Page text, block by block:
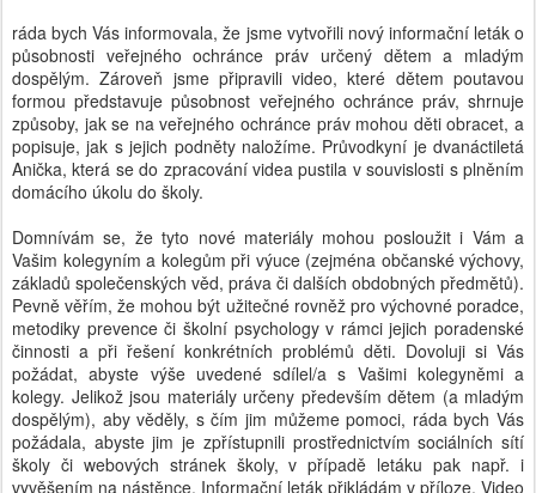
ráda bych Vás informovala, že jsme vytvořili nový informační leták o
působnosti veřejného ochránce práv určený dětem a mladým
dospělým. Zároveň jsme připravili video, které dětem poutavou
formou představuje působnost veřejného ochránce práv, shrnuje
způsoby, jak se na veřejného ochránce práv mohou děti obracet, a
popisuje, jak s jejich podněty naložíme. Průvodkyní je dvanáctiletá
Anička, která se do zpracování videa pustila v souvislosti s plněním
domácího úkolu do školy.
Domnívám se, že tyto nové materiály mohou posloužit i Vám a
Vašim kolegyním a kolegům při výuce (zejména občanské výchovy,
základů společenských věd, práva či dalších obdobných předmětů).
Pevně věřím, že mohou být užitečné rovněž pro výchovné poradce,
metodiky prevence či školní psychology v rámci jejich poradenské
činnosti a při řešení konkrétních problémů děti. Dovoluji si Vás
požádat, abyste výše uvedené sdílel/a s Vašimi kolegyněmi a
kolegy. Jelikož jsou materiály určeny především dětem (a mladým
dospělým), aby věděly, s čím jim můžeme pomoci, ráda bych Vás
požádala, abyste jim je zpřístupnili prostřednictvím sociálních sítí
školy či webových stránek školy, v případě letáku pak např. i
vyvěšením na nástěnce. Informační leták přikládám v příloze. Video